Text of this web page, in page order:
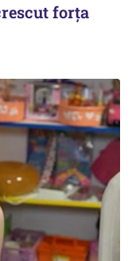
forța